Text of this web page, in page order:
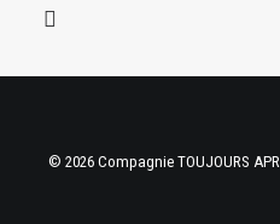
© 2026 Compagnie TOUJOURS